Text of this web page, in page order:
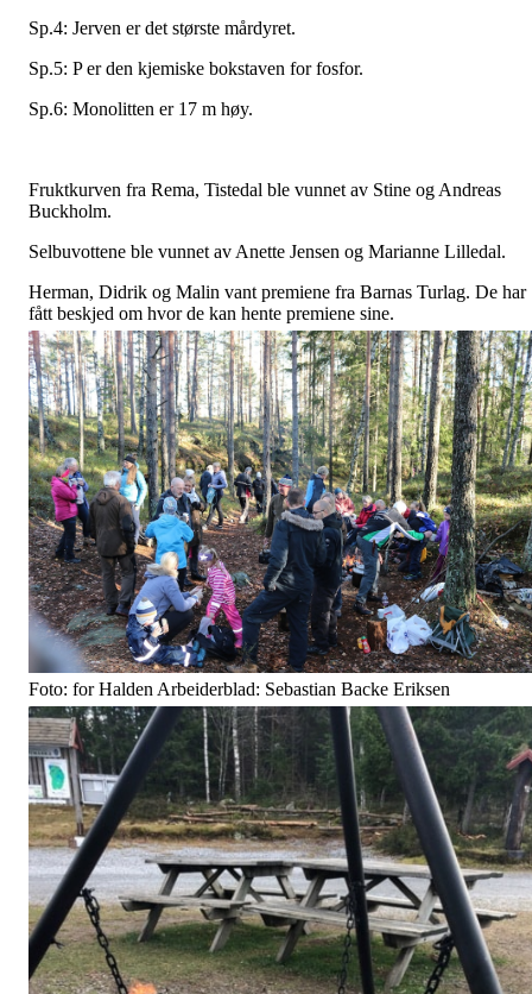
Sp.4: Jerven er det største mårdyret.
Sp.5: P er den kjemiske bokstaven for fosfor.
Sp.6: Monolitten er 17 m høy.
Fruktkurven fra Rema, Tistedal ble vunnet av Stine og Andreas
Buckholm.
Selbuvottene ble vunnet av Anette Jensen og Marianne Lilledal.
Herman, Didrik og Malin vant premiene fra Barnas Turlag. De har
fått beskjed om hvor de kan hente premiene sine.
Foto: for Halden Arbeiderblad: Sebastian Backe Eriksen